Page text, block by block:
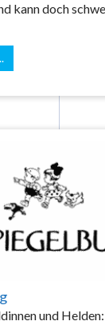
kann doch
und